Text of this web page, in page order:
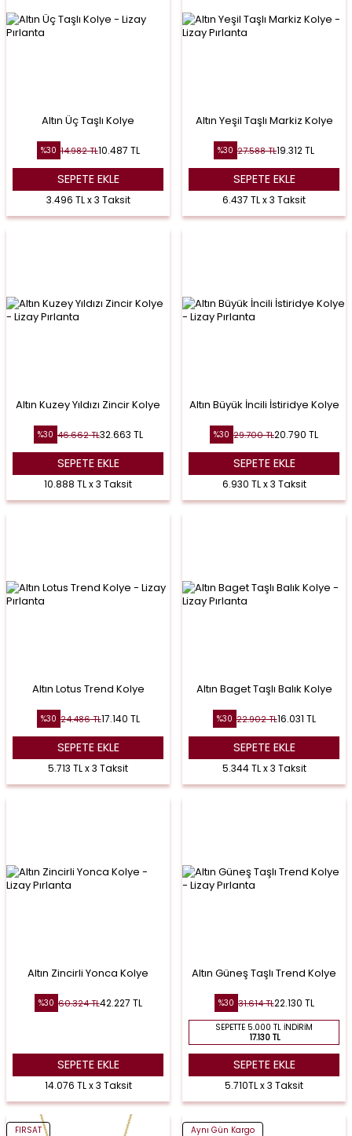
Altın Üç Taşlı Kolye
%30 14.982TL10.487 TL
SEPETE EKLE
3.496 TL x 3 Taksit
Altın Yeşil Taşlı Markiz Kolye
%30 27.588TL19.312TL
SEPETE EKLE
6.437 TL x 3 Taksit
Altın Kuzey Yıldızı Zincir Kolye
%30 46.662TL32.663 TL
SEPETE EKLE
10.888 TL x 3 Taksit
Altın Büyük İncili İstiridye Kolye
%30 29.700TL20.790 TL
SEPETE EKLE
6.930 TL x 3 Taksit
Altın Lotus Trend Kolye
%30 24.486TL17.140 TL
SEPETE EKLE
5.713 TL x 3 Taksit
Altın Baget Taşlı Balık Kolye
%30 22.902TL16.031 TL
SEPETE EKLE
5.344 TL x 3 Taksit
Altın Zincirli Yonca Kolye
%30 60.324TL42.227 TL
SEPETE EKLE
14.076 TL x 3 Taksit
Altın Güneş Taşlı Trend Kolye
%30 31.614TL22.130 TL
SEPETTE 5.000 TL İNDIRIM
17.130 TL
SEPETE EKLE
5.710TL x 3 Taksit
FIRSAT Aynı Gün Kargo